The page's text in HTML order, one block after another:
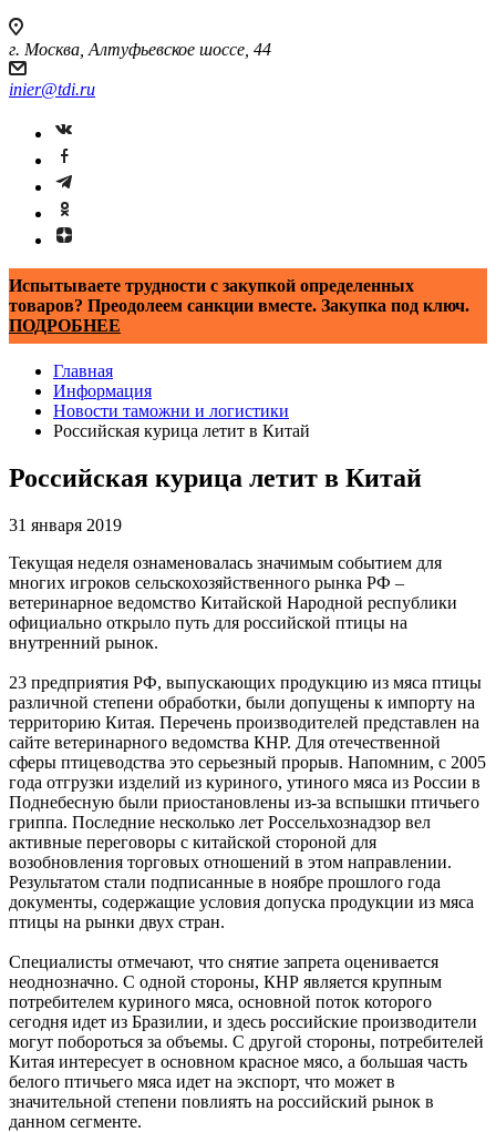
г. Москва, Алтуфьевское шоссе, 44
inier@tdi.ru
Испытываете трудности с закупкой определенных
товаров? Преодолеем санкции вместе. Закупка под ключ.
ПОДРОБНЕЕ
Главная
Информация
Новости таможни и логистики
Российская курица летит в Китай
Российская курица летит в Китай
31 января 2019
Текущая неделя ознаменовалась значимым событием для
многих игроков сельскохозяйственного рынка РФ –
ветеринарное ведомство Китайской Народной республики
официально открыло путь для российской птицы на
внутренний рынок.
23 предприятия РФ, выпускающих продукцию из мяса птицы
различной степени обработки, были допущены к импорту на
территорию Китая. Перечень производителей представлен на
сайте ветеринарного ведомства КНР. Для отечественной
сферы птицеводства это серьезный прорыв. Напомним, с 2005
года отгрузки изделий из куриного, утиного мяса из России в
Поднебесную были приостановлены из-за вспышки птичьего
гриппа. Последние несколько лет Россельхознадзор вел
активные переговоры с китайской стороной для
возобновления торговых отношений в этом направлении.
Результатом стали подписанные в ноябре прошлого года
документы, содержащие условия допуска продукции из мяса
птицы на рынки двух стран.
Специалисты отмечают, что снятие запрета оценивается
неоднозначно. С одной стороны, КНР является крупным
потребителем куриного мяса, основной поток которого
сегодня идет из Бразилии, и здесь российские производители
могут побороться за объемы. С другой стороны, потребителей
Китая интересует в основном красное мясо, а большая часть
белого птичьего мяса идет на экспорт, что может в
значительной степени повлиять на российский рынок в
данном сегменте.